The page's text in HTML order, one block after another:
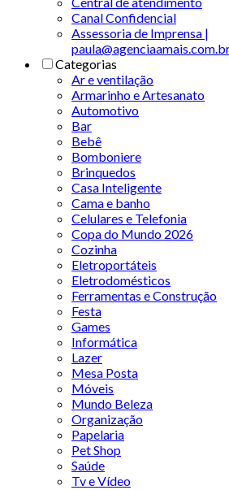
Canal Confidencial
Assessoria de Imprensa |
Categorias
Ar e ventilação
Armarinho e Artesanato
Automotivo
Bar
Bebê
Bomboniere
Brinquedos
Casa Inteligente
Cama e banho
Celulares e Telefonia
Copa do Mundo 2026
Cozinha
Eletroportáteis
Eletrodomésticos
Ferramentas e Construção
Festa
Games
Informática
Lazer
Mesa Posta
Móveis
Mundo Beleza
Organização
Papelaria
Pet Shop
Saúde
Tv e Vídeo